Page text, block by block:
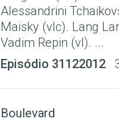
Alessandrini
Maisky (vlc). Lang
Vadim Repin (vl). ...
Episódio 31122012
Boulevard